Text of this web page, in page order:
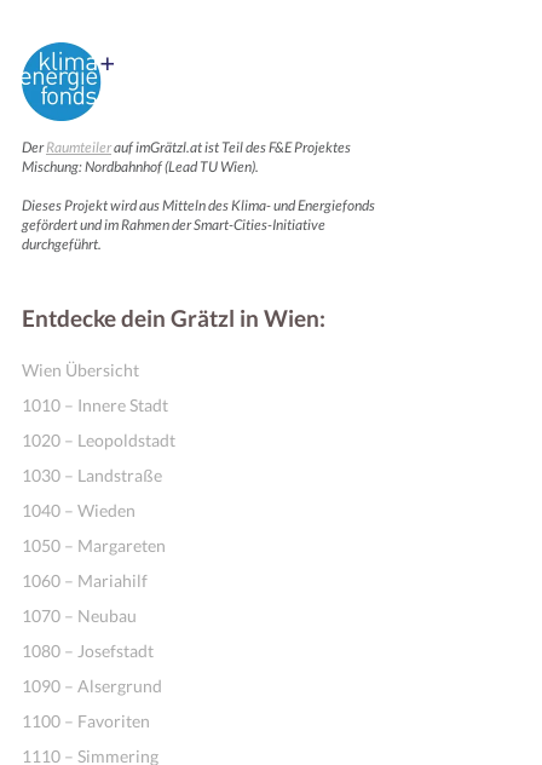
DerRaumteilerauf imGrätzl.at ist Teil des F&E Projektes
Mischung: Nordbahnhof (Lead TU Wien).
Dieses Projekt wird aus Mitteln des Klima- und Energiefonds
gefördert und im Rahmen der Smart-Cities-Initiative
durchgeführt.
Entdecke dein Grätzl in Wien:
Wien Übersicht
1010 – Innere Stadt
1020 – Leopoldstadt
1030 – Landstraße
1040 – Wieden
1050 – Margareten
1060 – Mariahilf
1070 – Neubau
1080 – Josefstadt
1090 – Alsergrund
1100 – Favoriten
1110 – Simmering